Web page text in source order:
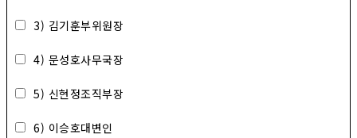
3) 김기훈부위원장
4) 문성호사무국장
5) 신현정조직부장
6) 이승호대변인